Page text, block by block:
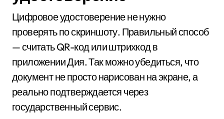
Цифровое удостоверение не нужно
проверять по скриншоту. Правильный способ
— считать QR-код или штрихкод в
приложении Дия. Так можно убедиться, что
документ не просто нарисован на экране, а
реально подтверждается через
государственный сервис.